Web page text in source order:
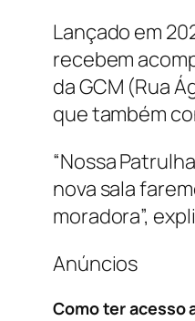
Lançado em
recebem
da GCM (Rua
que também
“Nossa
nova sala
moradora”,
Anúncios
Como ter acesso